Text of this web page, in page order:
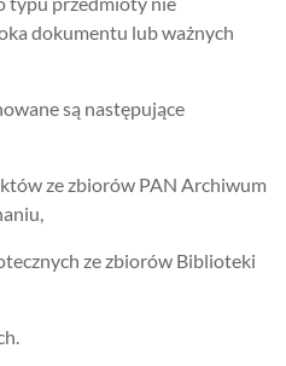
dokumentu lub ważnych
są następujące
ze zbiorów PAN Archiwum
ze zbiorów Biblioteki